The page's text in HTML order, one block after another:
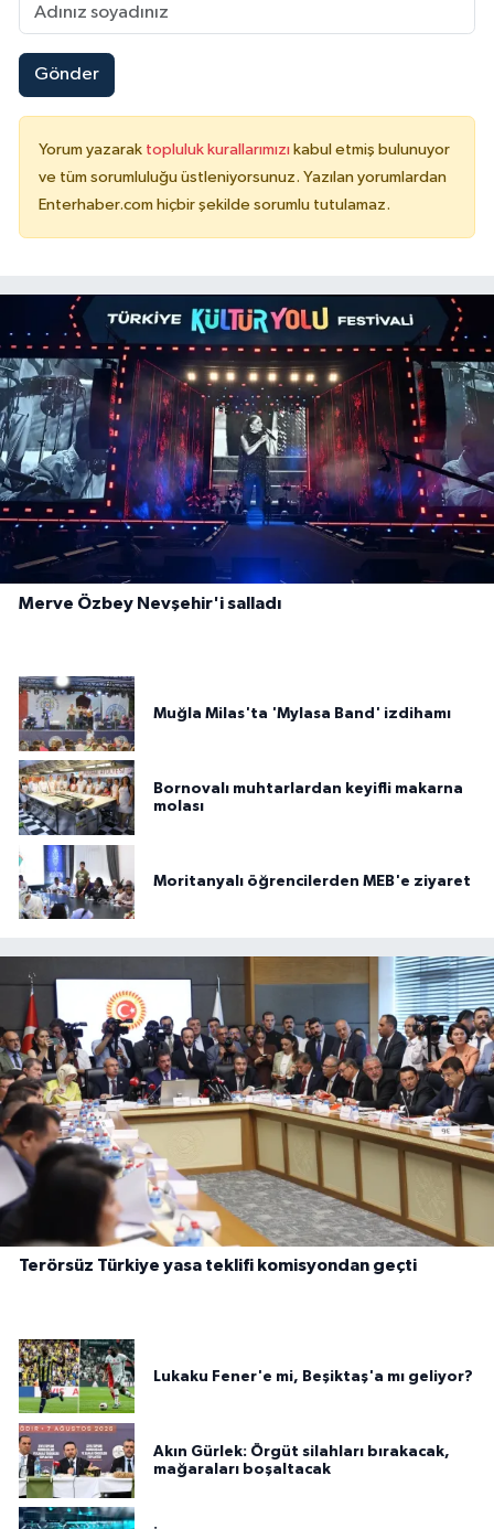
Gönder
Yorum yazarak topluluk kurallarımızı kabul etmiş bulunuyor
ve tüm sorumluluğu üstleniyorsunuz. Yazılan yorumlardan
Enterhaber.com hiçbir şekilde sorumlu tutulamaz.
Merve Özbey Nevşehir'i salladı
Muğla Milas'ta 'Mylasa Band' izdihamı
Bornovalı muhtarlardan keyifli makarna
molası
Moritanyalı öğrencilerden MEB'e ziyaret
Terörsüz Türkiye yasa teklifi komisyondan geçti
Lukaku Fener'e mi, Beşiktaş'a mı geliyor?
Akın Gürlek: Örgüt silahları bırakacak,
mağaraları boşaltacak